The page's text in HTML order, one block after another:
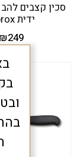
ידית Fibrox
₪249